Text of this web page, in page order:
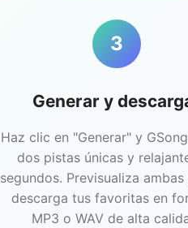
3
Generar y
Haz clic en "Generar" y
dos pistas únicas y
segundos. Previsualiza
descarga tus favoritas en
MP3 o WAV de alta